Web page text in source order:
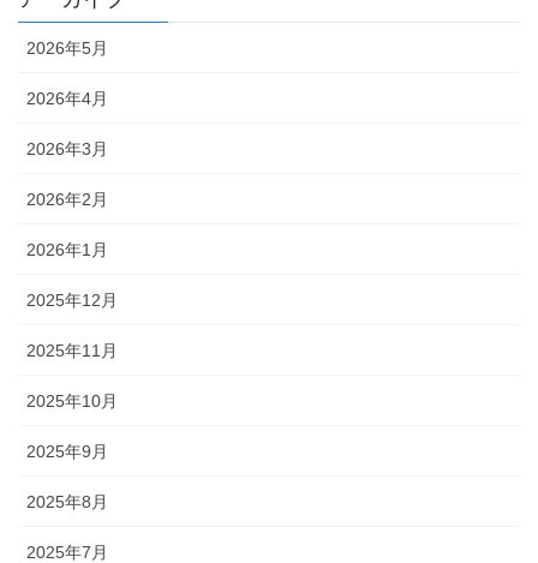
2026年5月
2026年4月
2026年3月
2026年2月
2026年1月
2025年12月
2025年11月
2025年10月
2025年9月
2025年8月
2025年7月